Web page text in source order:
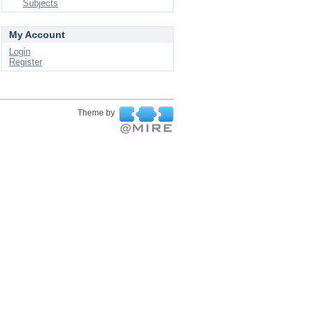
Subjects
My Account
Login
Register
Theme by